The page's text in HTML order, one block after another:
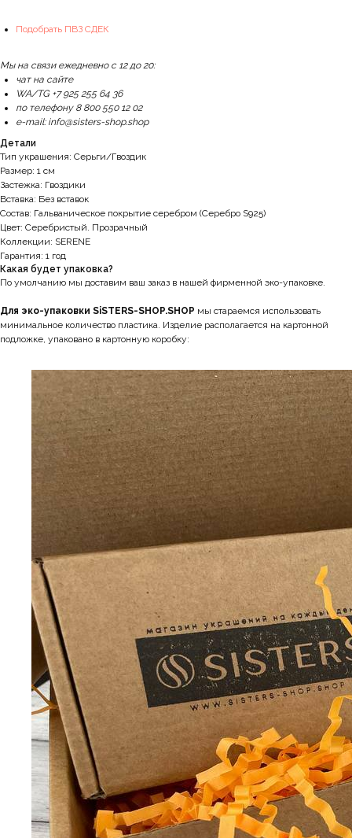
Подобрать ПВЗ СДЕК
Мы на связи ежедневно с 12 до 20:
чат на сайте
WA/TG +7 925 255 64 36
по телефону 8 800 550 12 02
e-mail: info@sisters-shop.shop
Детали
Тип украшения: Серьги/Гвоздик
Размер: 1 см
Застежка: Гвоздики
Вставка: Без вставок
Состав: Гальваническое покрытие серебром (Серебро S925)
Цвет: Серебристый. Прозрачный
Коллекции: SERENE
Гарантия: 1 год
Какая будет упаковка?
По умолчанию мы доставим ваш заказ в нашей фирменной эко-упаковке.
Для эко-упаковки SiSTERS-SHOP.SHOP мы стараемся использовать
минимальное количество пластика. Изделие располагается на картонной
подложке, упаковано в картонную коробку: